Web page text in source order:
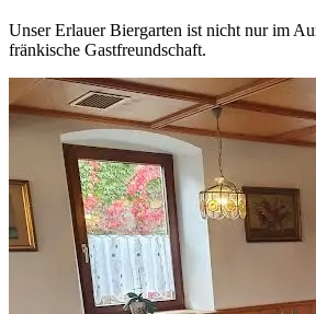
Unser Erlauer Biergarten ist nicht nur im
fränkische Gastfreundschaft.